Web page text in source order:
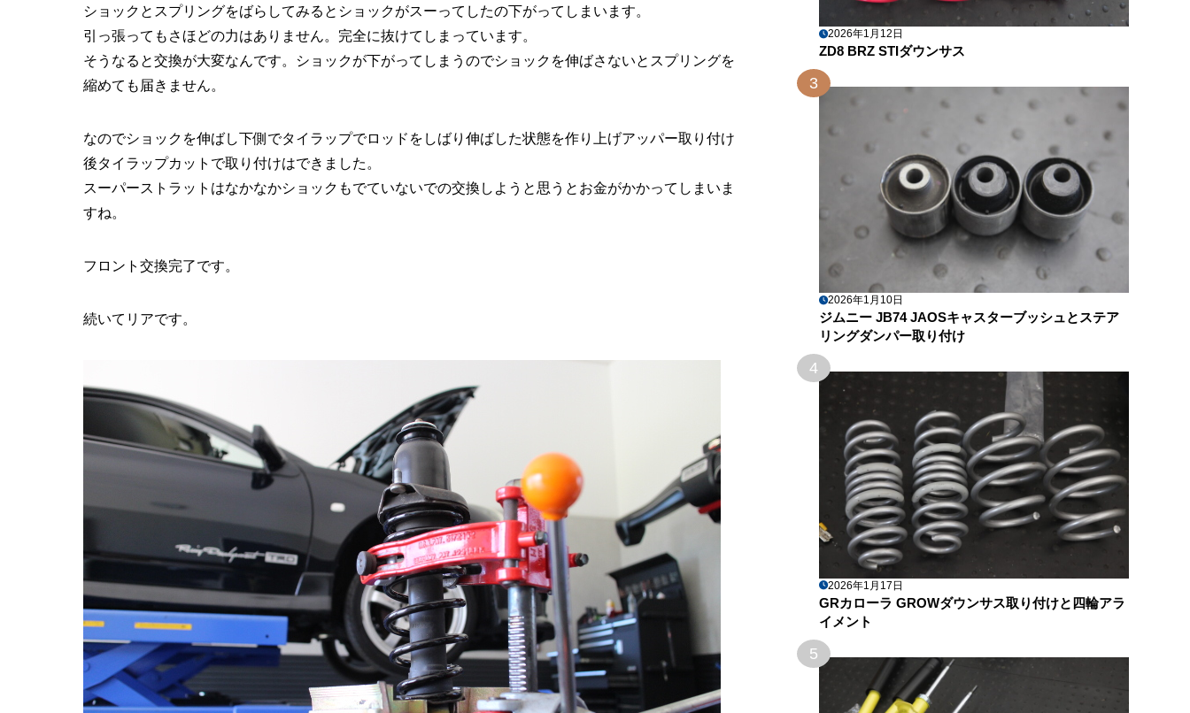
ショックとスプリングをばらしてみるとショックがスーってしたの下がってしまいます。
引っ張ってもさほどの力はありません。完全に抜けてしまっています。
そうなると交換が大変なんです。ショックが下がってしまうのでショックを伸ばさないとスプリングを
縮めても届きません。
なのでショックを伸ばし下側でタイラップでロッドをしばり伸ばした状態を作り上げアッパー取り付け
後タイラップカットで取り付けはできました。
スーパーストラットはなかなかショックもでていないでの交換しようと思うとお金がかかってしまいま
すね。
フロント交換完了です。
続いてリアです。
2026年1月12日
ZD8 BRZ STIダウンサス
3
2026年1月10日
ジムニー JB74 JAOSキャスターブッシュとステア
リングダンパー取り付け
4
2026年1月17日
GRカローラ GROWダウンサス取り付けと四輪アラ
イメント
5